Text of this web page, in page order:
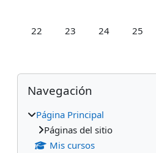
Sin eventos, domingo, 22
22 Sin eventos, lunes, 23
23 Sin eventos,
24 Sin
25
Bloques
Salta Navegación
Navegación
Página Principal
Páginas del sitio
Mis cursos